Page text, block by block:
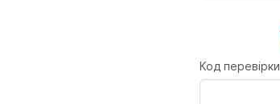
Код перевірки